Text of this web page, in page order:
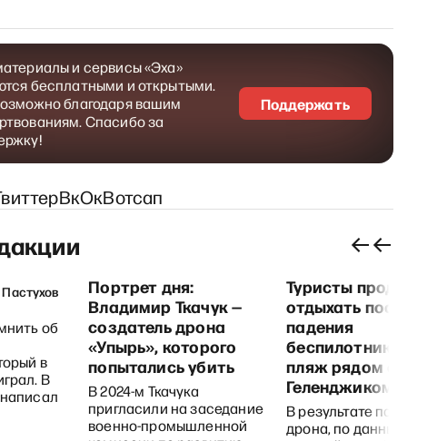
и сервисы «Эха»
бесплатными и открытыми.
благодаря вашим
Спасибо за
Поддержать
ВкОкВотсап
об
в
В
Портрет дня:
Владимир Ткачук —
создатель дрона
«Упырь», которого
попытались убить
В 2024-м Ткачука
пригласили на заседание
военно-промышленной
Туристы продолжили
отдыхать после
падения
беспилотника на
пляж рядом с
Геленджиком
В результате падения
дрона, по данным